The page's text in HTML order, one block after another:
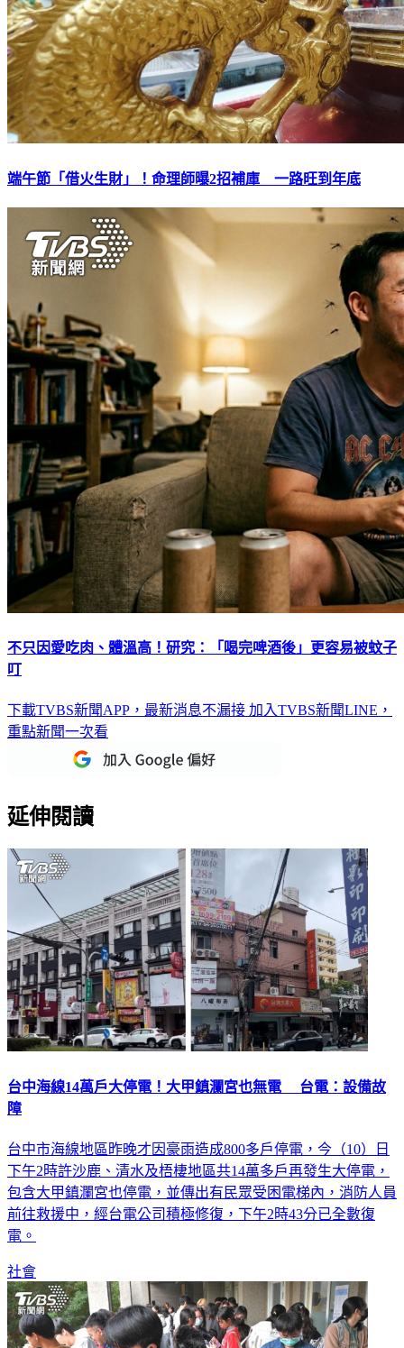
端午節「借火生財」！命理師曝2招補庫 一路旺到年底
不只因愛吃肉、體溫高！研究：「喝完啤酒後」更容易被蚊子
叮
下載TVBS新聞APP，最新消息不漏接 加入TVBS新聞LINE，
重點新聞一次看
延伸閱讀
台中海線14萬戶大停電！大甲鎮瀾宮也無電 台電：設備故
障
台中市海線地區昨晚才因豪雨造成800多戶停電，今（10）日
下午2時許沙鹿、清水及梧棲地區共14萬多戶再發生大停電，
包含大甲鎮瀾宮也停電，並傳出有民眾受困電梯內，消防人員
前往救援中，經台電公司積極修復，下午2時43分已全數復
電。
社會